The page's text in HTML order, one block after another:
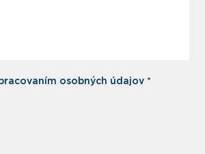
osobných údajov *